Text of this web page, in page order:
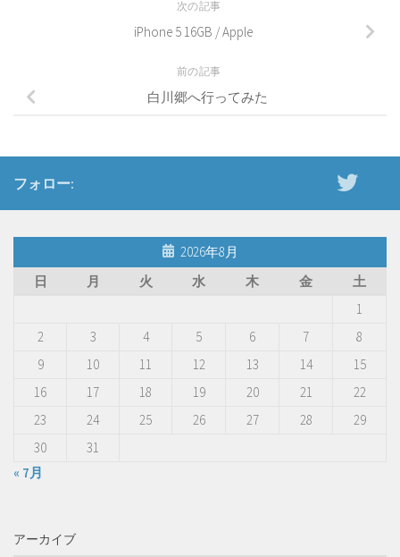
次の記事
iPhone 5 16GB / Apple
前の記事
白川郷へ行ってみた
フォロー:
2026年8月
日
月 火 水 木 金
土
1
2
3 4 5 6 7
8
9
10 11 12 13 14
15
16
17 18 19 20 21
22
23
24 25 26 27 28
29
30
31
« 7月
アーカイブ